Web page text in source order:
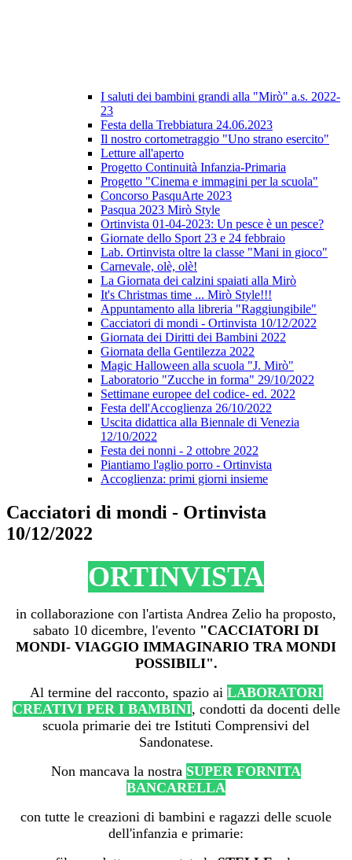
I saluti dei bambini grandi alla "Mirò" a.s. 2022-
23
Festa della Trebbiatura 24.06.2023
Il nostro cortometraggio "Uno strano esercito"
Letture all'aperto
Progetto Continuità Infanzia-Primaria
Progetto "Cinema e immagini per la scuola"
Concorso PasquArte 2023
Pasqua 2023 Mirò Style
Ortinvista 01-04-2023: Un pesce è un pesce?
Giornate dello Sport 23 e 24 febbraio
Lab. Ortinvista oltre la classe "Mani in gioco"
Carnevale, olè, olè!
La Giornata dei calzini spaiati alla Mirò
It's Christmas time ... Mirò Style!!!
Appuntamento alla libreria "Raggiungibile"
Cacciatori di mondi - Ortinvista 10/12/2022
Giornata dei Diritti dei Bambini 2022
Giornata della Gentilezza 2022
Magic Halloween alla scuola "J. Mirò"
Laboratorio "Zucche in forma" 29/10/2022
Settimane europee del codice- ed. 2022
Festa dell'Accoglienza 26/10/2022
Uscita didattica alla Biennale di Venezia
12/10/2022
Festa dei nonni - 2 ottobre 2022
Piantiamo l'aglio porro - Ortinvista
Accoglienza: primi giorni insieme
Cacciatori di mondi - Ortinvista
10/12/2022
ORTINVISTA
in collaborazione con l'artista Andrea Zelio ha proposto,
sabato 10 dicembre, l'evento "CACCIATORI DI
MONDI- VIAGGIO IMMAGINARIO TRA MONDI
POSSIBILI".
Al termine del racconto, spazio ai LABORATORI
CREATIVI PER I BAMBINI, condotti da docenti delle
scuola primarie dei tre Istituti Comprensivi del
Sandonatese.
Non mancava la nostra SUPER FORNITA
BANCARELLA
con tutte le creazioni di bambini e ragazzi delle scuole
dell'infanzia e primarie: